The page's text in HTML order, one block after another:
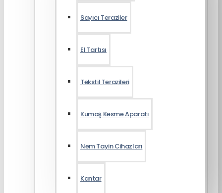
Sayıcı Teraziler
El Tartısı
Tekstil Terazileri
Kumaş Kesme Aparatı
Nem Tayin Cihazları
Kantar